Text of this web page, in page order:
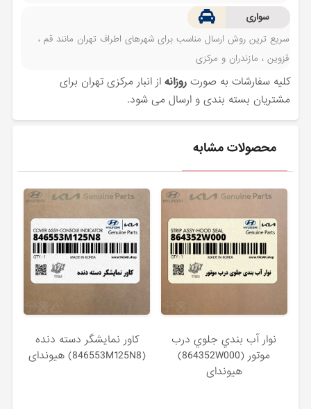
سواری
سریع ترین روش ارسال مناسب برای شهرهای اطراف تهران مانند قم ،
قزوین ، مازندران و مرکزی
کلیه سفارشات به صورتروزانه از انبار مرکزی تهران برای
مشتریان بسته بندی و ارسال می شود.
محصولات مشابه
نوار آب بندي جلوي درب
موتور (864352W000)
هیوندای
كاور نمايشگر دسته دنده
(846553M125N8) هیوندای